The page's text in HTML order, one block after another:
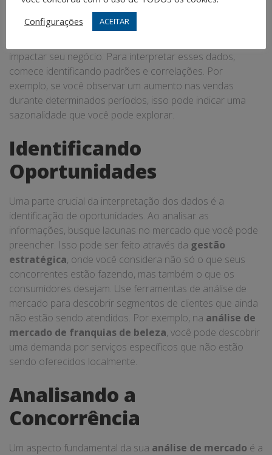
Esses números, gráficos e estatísticas são mais do que
simples informações; eles contam uma história sobre o
impactar seu negócio. Para interpretar esses dados,
comece identificando padrões e correlações. Por
exemplo, se você observar um aumento nas vendas
durante determinados períodos, isso pode indicar uma
sazonalidade que você pode explorar.
Identificando
Oportunidades
Uma parte crucial da interpretação dos dados é a
identificação de oportunidades. Ao analisar as
informações, busque lacunas no mercado que você pode
preencher. Isso pode ser feito através da gestão
estratégica, onde você considera não só o que seus
concorrentes estão fazendo, mas também o que os
consumidores desejam. Use ferramentas de análise de
mercado para descobrir segmentos de clientes que ainda
não estão sendo atendidos. Por exemplo, na análise de
mercado de franquias de beleza, você pode descobrir
uma demanda por serviços específicos que não estão
sendo oferecidos localmente.
Analisando a
Concorrência
Um aspecto fundamental da sua análise de mercado é a
Configurações
ACEITAR